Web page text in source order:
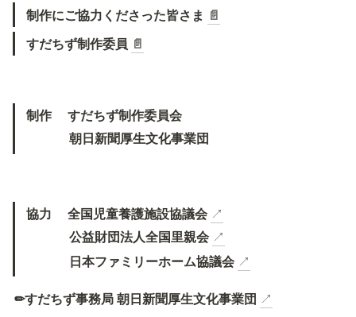
制作にご協力くださった皆さま 📄
すだちず制作委員 📄
制作　 すだちず制作委員会
朝日新聞厚生文化事業団
協力　 全国児童養護施設協議会 ↗
公益財団法人全国里親会 ↗
日本ファミリーホーム協議会 ↗
✏すだちず事務局 朝日新聞厚生文化事業団 ↗